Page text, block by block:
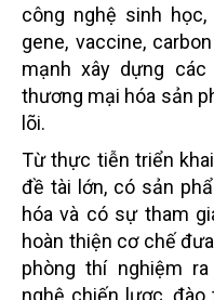
công nghệ sinh
gene, vaccine,
mạnh xây dựng
thương mại hóa sản
lõi.
Từ thực tiễn triển
đề tài lớn, có sản
hóa và có sự tham
hoàn thiện cơ chế
phòng thí nghiệm
nghệ chiến lược, đào